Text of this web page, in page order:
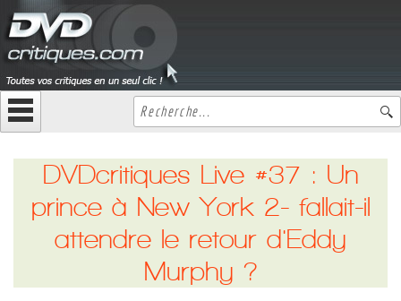
DVDcritiques Live #37 : Un
prince à New York 2- fallait-il
attendre le retour d'Eddy
Murphy ?